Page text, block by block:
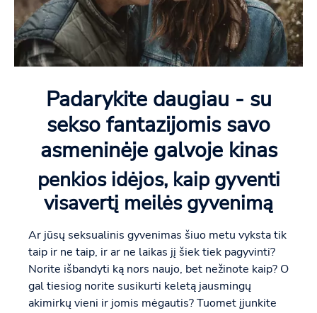
Padarykite daugiau - su
sekso fantazijomis savo
asmeninėje galvoje kinas
penkios idėjos, kaip gyventi
visavertį meilės gyvenimą
Ar jūsų seksualinis gyvenimas šiuo metu vyksta tik
taip ir ne taip, ir ar ne laikas jį šiek tiek pagyvinti?
Norite išbandyti ką nors naujo, bet nežinote kaip? O
gal tiesiog norite susikurti keletą jausmingų
akimirkų vieni ir jomis mėgautis? Tuomet įjunkite